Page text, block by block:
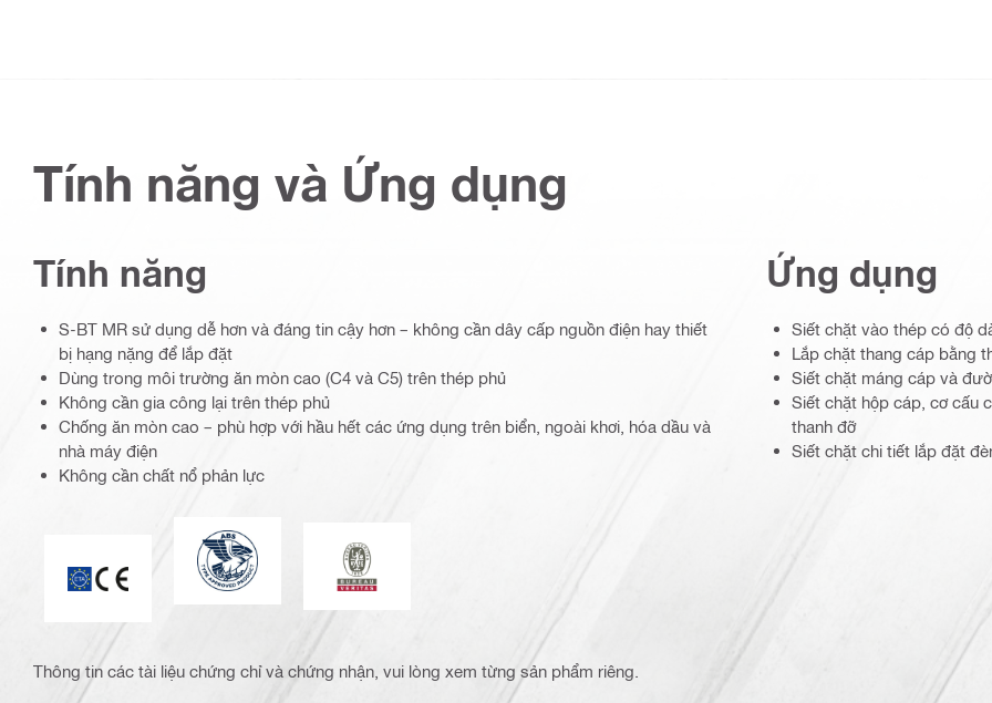
Tính năng và Ứng dụng
Tính năng
S-BT MR sử dụng dễ hơn và đáng tin cậy hơn – không cần dây cấp nguồn điện hay thiết
bị hạng nặng để lắp đặt
Dùng trong môi trường ăn mòn cao (C4 và C5) trên thép phủ
Không cần gia công lại trên thép phủ
Chống ăn mòn cao – phù hợp với hầu hết các ứng dụng trên biển, ngoài khơi, hóa dầu và
nhà máy điện
Không cần chất nổ phản lực
Dấu chứng nhận CE
Cục Thuyền Vận Hoa KỳBureau Veritas
Ứng dụng
Siết chặt vào thép có độ
Lắp chặt thang cáp bằng
Siết chặt máng cáp và
Siết chặt hộp cáp, cơ cấu
thanh đỡ
Siết chặt chi tiết lắp đặt
Thông tin các tài liệu chứng chỉ và chứng nhận, vui lòng xem từng sản phẩm riêng.